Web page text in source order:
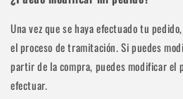
Una vez que se haya efectuado tu
el proceso de tramitación. Si puedes
partir de la compra, puedes modificar el
efectuar.